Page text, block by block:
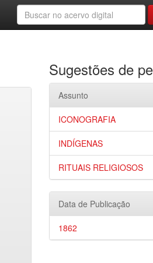
Sugestões de
Assunto
ICONOGRAFIA
INDÍGENAS
RITUAIS RELIGIOSOS
Data de Publicação
1862